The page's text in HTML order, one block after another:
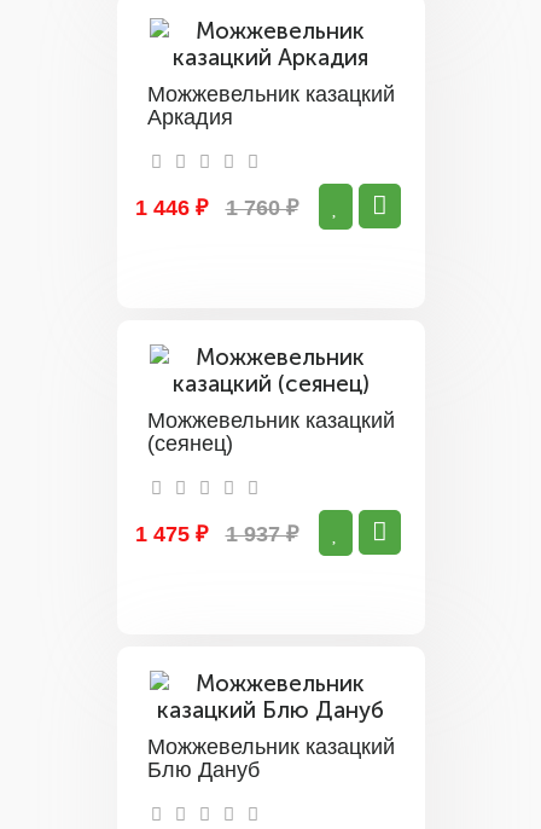
Можжевельник казацкий
Аркадия
1 446 ₽ 1 760 ₽
Можжевельник казацкий
(сеянец)
1 475 ₽ 1 937 ₽
Можжевельник казацкий
Блю Дануб